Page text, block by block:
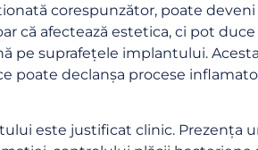
corespunzător, poate
că afectează estetica, ci pot
pe suprafețele implantului.
poate declanșa procese
este justificat clinic. Prezența